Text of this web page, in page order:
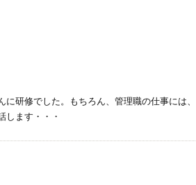
研修でした。もちろん、管理職の仕事には、
します・・・